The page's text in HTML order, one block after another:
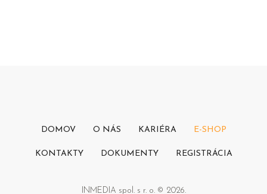
DOMOV O NÁS KARIÉRA E-SHOP
KONTAKTY DOKUMENTY REGISTRÁCIA
INMEDIA spol. s r. o. © 2026.